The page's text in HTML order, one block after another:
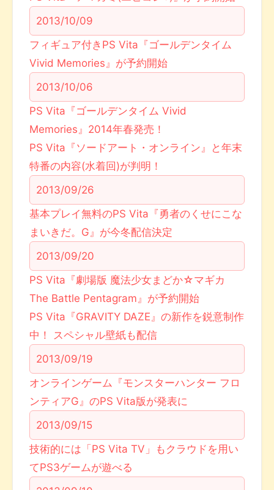
2013/10/09
フィギュア付きPS Vita『ゴールデンタイム
Vivid Memories』が予約開始
2013/10/06
PS Vita『ゴールデンタイム Vivid
Memories』2014年春発売！
PS Vita『ソードアート・オンライン』と年末
特番の内容(水着回)が判明！
2013/09/26
基本プレイ無料のPS Vita『勇者のくせにこな
まいきだ。G』が今冬配信決定
2013/09/20
PS Vita『劇場版 魔法少女まどか☆マギカ
The Battle Pentagram』が予約開始
PS Vita『GRAVITY DAZE』の新作を鋭意制作
中！ スペシャル壁紙も配信
2013/09/19
オンラインゲーム『モンスターハンター フロ
ンティアG』のPS Vita版が発表に
2013/09/15
技術的には「PS Vita TV」もクラウドを用い
てPS3ゲームが遊べる